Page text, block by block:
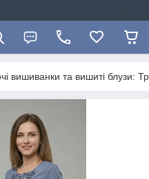
вишиванки та вишиті блузи: